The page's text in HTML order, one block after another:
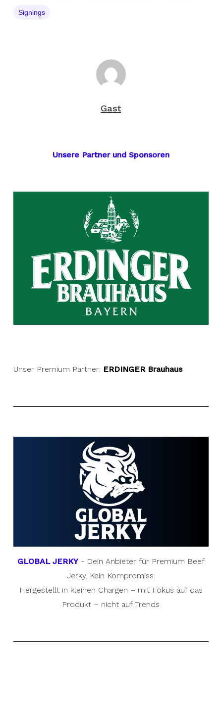
Signings
Gast
Unsere Partner und Sponsoren
Unser Premium Partner: ERDINGER Brauhaus
GLOBAL JERKY- Dein Anbieter für Premium Beef
Jerky. Kein Kompromiss.
Hergestellt in kleinen Chargen – mit Fokus auf das
Produkt – nicht auf Trends